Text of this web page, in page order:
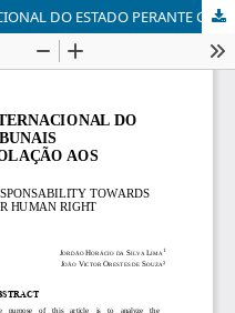
A RESPONSABILIDADE INTERNACIONAL DO ESTADO PERANTE OS TRIBUNAIS INTERNACIONAIS POR VIOLAÇÃO AOS DIREITOS HUMANOS